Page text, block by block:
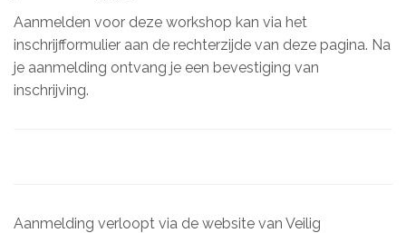
Aanmelden voor deze workshop kan via het
inschrijfformulier aan de rechterzijde van deze pagina. Na
je aanmelding ontvang je een bevestiging van
inschrijving.
Aanmelding verloopt via de website van Veilig